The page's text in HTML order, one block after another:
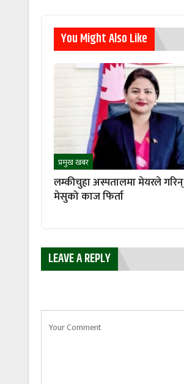
You Might Also Like
प्रमुख खबर
लम्कीचुहा अस्पतालमा मेयरले गरिन्
मेसुको काज फिर्ता
LEAVE A REPLY